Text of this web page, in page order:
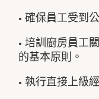
• 確保員工受到
• 培訓廚房員工
的基本原則。
• 執行直接上級